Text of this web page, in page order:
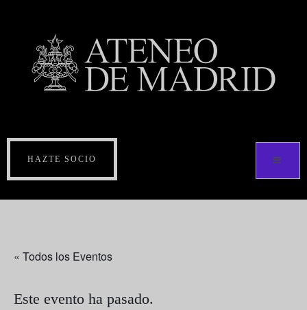
HAZTE SOCIO
« Todos los Eventos
Este evento ha pasado.